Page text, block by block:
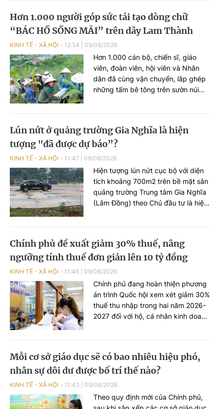
ý một số nội dung, trong đó đề nghị
nghiên cứu hướng tuyến đảm bảo
hạn chế tối đa ảnh hưởng hưởng
di tích lịch sử.
Hơn 1.000 người góp sức tái tạo dòng chữ
“BÁC HỒ SỐNG MÃI” trên dãy Lam Thành
KINH TẾ - XÃ HỘI 12:54 09/08/2026
Hơn 1.000 cán bộ, chiến sĩ, giáo
viên, đoàn viên, hội viên và Nhân
dân đã cùng vận chuyển, lắp ghép
những tấm bê tông trên sườn núi
hơn nửa thế kỷ.
Lún nứt ở quảng trường Gia Nghĩa là hiện
tượng "đã được dự báo”?
KINH TẾ - XÃ HỘI 11:47 09/08/2026
Hiện tượng lún nứt cục bộ với diện
tích khoảng 700m2 trên bề mặt sân
quảng trường Trung tâm Gia Nghĩa
(Lâm Đồng) theo Chủ đầu tư là hiện
Chính phủ đề xuất giảm 30% thuế, nâng
ngưỡng tính thuế đơn giản lên 10 tỷ đồng
KINH TẾ - XÃ HỘI 11:45 09/08/2026
Chính phủ đang hoàn thiện phương
án trình Quốc hội xem xét giảm 30%
thuế thu nhập trong hai năm 2026-
2027 đối với hộ, cá nhân kinh doanh
áp dụng phương pháp tính thuế đơn
giản cũng được đề xuất nâng từ 3
tỷ đồng lên 10 tỷ đồng/năm.
Mỗi cơ sở giáo dục sẽ có bao nhiêu hiệu phó,
nhân sự dôi dư được bố trí thế nào?
KINH TẾ - XÃ HỘI 11:43 09/08/2026
Theo quy định mới của Chính phủ,